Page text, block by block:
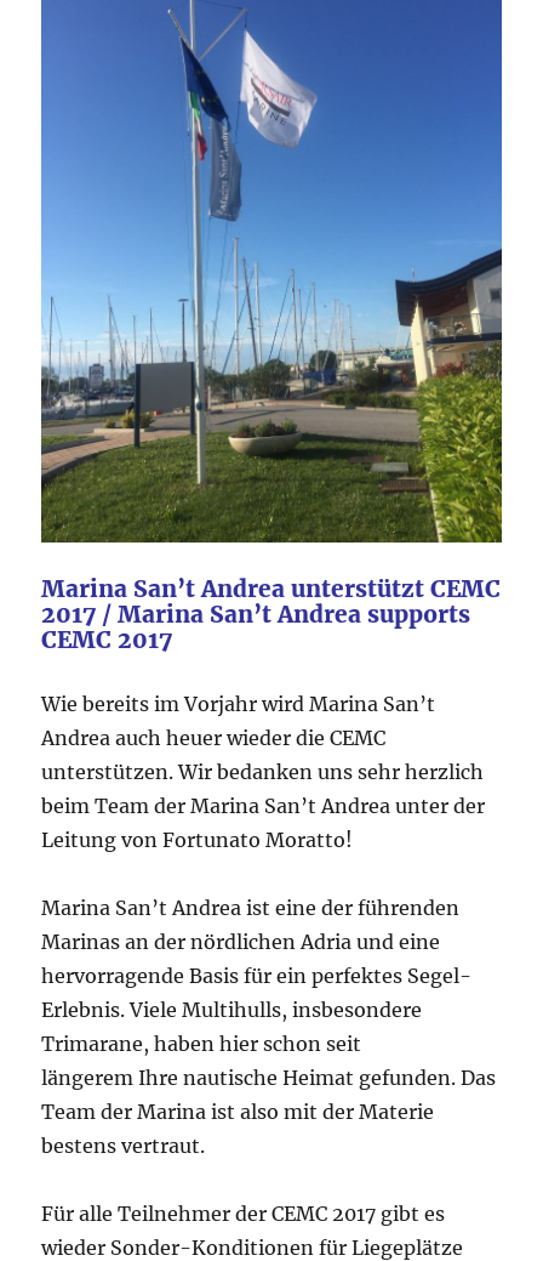
Marina San’t Andrea unterstützt CEMC
2017 / Marina San’t Andrea supports
CEMC 2017
Wie bereits im Vorjahr wird Marina San’t
Andrea auch heuer wieder die CEMC
unterstützen. Wir bedanken uns sehr herzlich
beim Team der Marina San’t Andrea unter der
Leitung von Fortunato Moratto!
Marina San’t Andrea ist eine der führenden
Marinas an der nördlichen Adria und eine
hervorragende Basis für ein perfektes Segel-
Erlebnis. Viele Multihulls, insbesondere
Trimarane, haben hier schon seit
längerem Ihre nautische Heimat gefunden. Das
Team der Marina ist also mit der Materie
bestens vertraut.
Für alle Teilnehmer der CEMC 2017 gibt es
wieder Sonder-Konditionen für Liegeplätze